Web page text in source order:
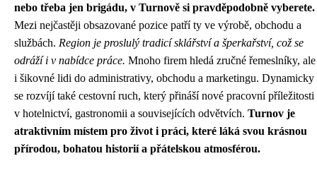
nebo třeba jen brigádu, v Turnově si pravděpodobně vyberete.
Mezi nejčastěji obsazované pozice patří ty ve výrobě, obchodu a
službách. Region je proslulý tradicí sklářství a šperkařství, což se
odráží i v nabídce práce. Mnoho firem hledá zručné řemeslníky, ale
i šikovné lidi do administrativy, obchodu a marketingu. Dynamicky
se rozvíjí také cestovní ruch, který přináší nové pracovní příležitosti
v hotelnictví, gastronomii a souvisejících odvětvích. Turnov je
atraktivním místem pro život i práci, které láká svou krásnou
přírodou, bohatou historií a přátelskou atmosférou.